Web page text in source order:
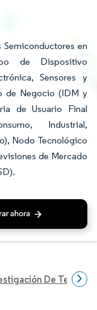
en
de Dispositivo
Sensores y
de Negocio (IDM y
de Usuario Final
Industrial,
Nodo Tecnológico
de Mercado
De